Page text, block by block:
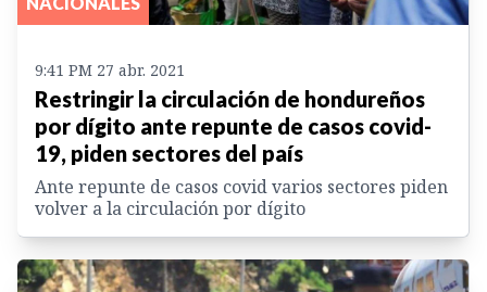
9:41 PM 27 abr. 2021
Restringir la circulación de hondureños
por dígito ante repunte de casos covid-
19, piden sectores del país
Ante repunte de casos covid varios sectores piden
volver a la circulación por dígito